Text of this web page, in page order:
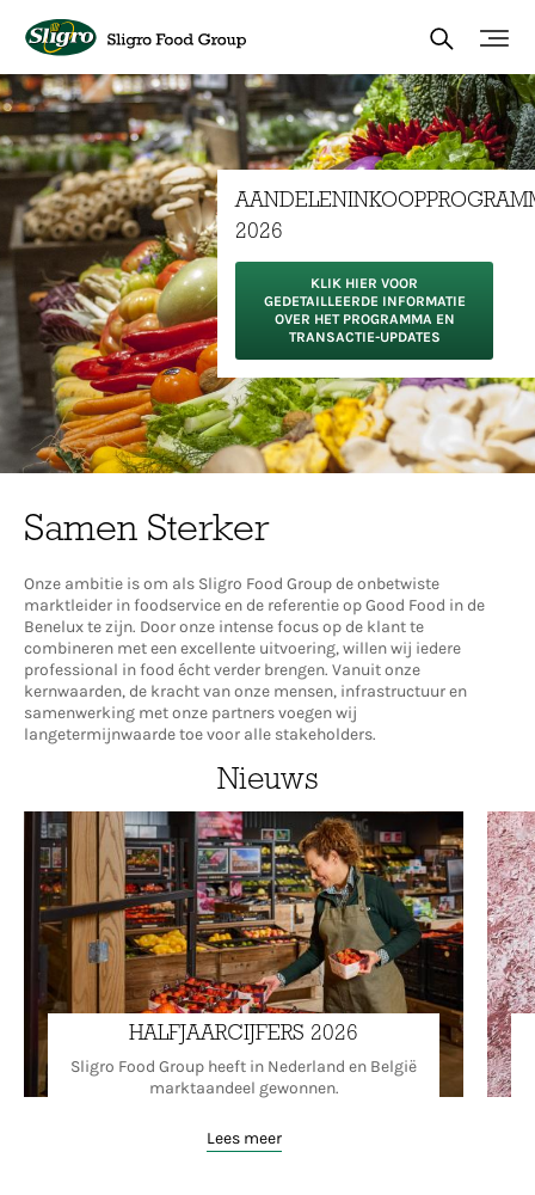
naar
de
inhoud
gaan
2026
KLIK HIER VOOR
GEDETAILLEERDE INFORMATIE
OVER HET PROGRAMMA EN
TRANSACTIE-UPDATES
Samen Sterker
Onze ambitie is om als Sligro Food Group de onbetwiste
marktleider in foodservice en de referentie op Good Food in de
Benelux te zijn. Door onze intense focus op de klant te
combineren met een excellente uitvoering, willen wij iedere
professional in food écht verder brengen. Vanuit onze
kernwaarden, de kracht van onze mensen, infrastructuur en
samenwerking met onze partners voegen wij
langetermijnwaarde toe voor alle stakeholders.
Nieuws
HALFJAARCIJFERS 2026
Sligro Food Group heeft in Nederland en België
marktaandeel gewonnen.
Lees meer